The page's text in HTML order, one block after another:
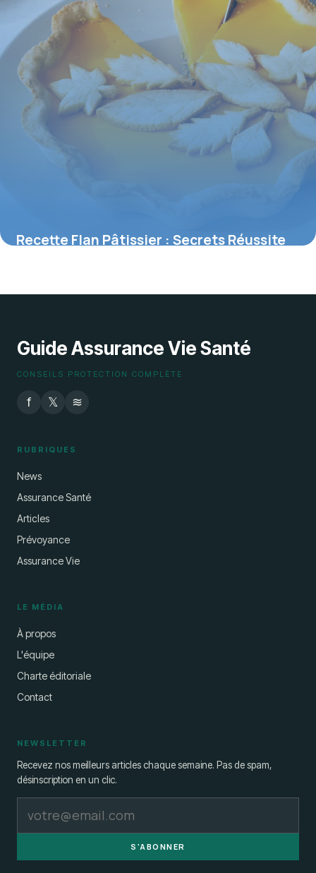
Recette Flan Pâtissier : Secrets Réussite
Guide Assurance Vie Santé
CONSEILS PROTECTION COMPLÈTE
f 𝕏 ≋
RUBRIQUES
News
Assurance Santé
Articles
Prévoyance
Assurance Vie
LE MÉDIA
À propos
L'équipe
Charte éditoriale
Contact
NEWSLETTER
Recevez nos meilleurs articles chaque semaine. Pas de spam,
désinscription en un clic.
S'ABONNER